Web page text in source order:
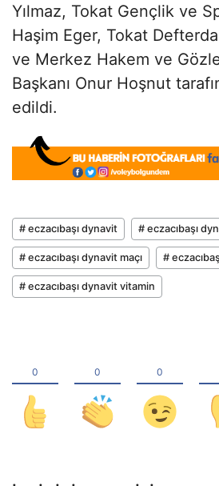
Yılmaz, Tokat Gençlik ve
Haşim Eger, Tokat
ve Merkez Hakem ve
Başkanı Onur Hoşnut
edildi.
# eczacıbaşı dynavit # eczacıbaşı
# eczacıbaşı dynavit maçı #
# eczacıbaşı dynavit vitamin